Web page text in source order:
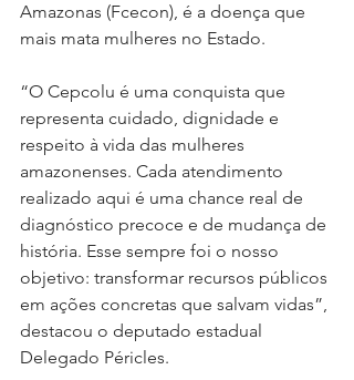
Amazonas (Fcecon), é a doença que
mais mata mulheres no Estado.
“O Cepcolu é uma conquista que
representa cuidado, dignidade e
respeito à vida das mulheres
amazonenses. Cada atendimento
realizado aqui é uma chance real de
diagnóstico precoce e de mudança de
história. Esse sempre foi o nosso
objetivo: transformar recursos públicos
em ações concretas que salvam vidas”,
destacou o deputado estadual
Delegado Péricles.